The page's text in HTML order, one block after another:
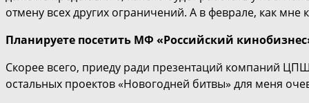
отмену всех других ограничений. А в феврале, как мне
Планируете посетить МФ «Российский
Скорее всего, приеду ради презентаций компаний
остальных проектов «Новогодней битвы» для меня